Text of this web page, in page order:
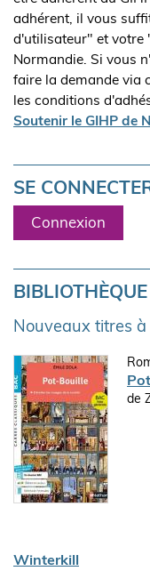
adhérent, il vous
d'utilisateur" et votre
Normandie. Si vous
faire la demande via
les conditions
Soutenir le GIHP de
SE
Connexion
Nouveaux titres
de
Winterkill